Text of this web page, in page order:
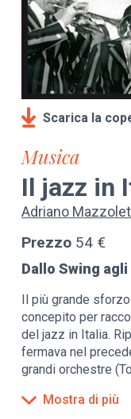
Scarica la
Musica
Il jazz in
Adriano
Prezzo 54 €
Dallo Swing
Il più grande
concepito per
del jazz in Italia.
fermava nel
grandi orchestre
italiano, con il suo
Mostra di più